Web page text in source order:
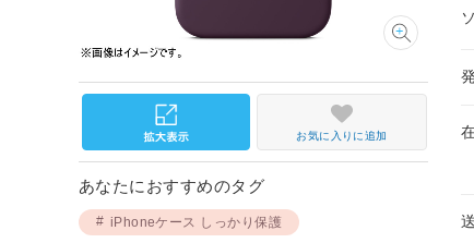
お気に入りに追加
あなたにおすすめのタグ
iPhoneケース しっかり保護